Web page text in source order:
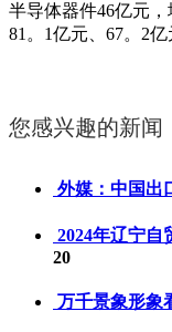
半导体器件46亿元
81。1亿元、67。2亿
您感兴趣的新闻
外媒：中国出
2024年辽宁自
20
万千景象形象